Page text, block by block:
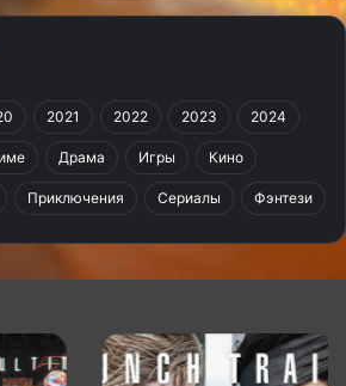
2021 2022 2023 2024
Драма Игры Кино
Приключения Сериалы Фэнтези
Metal
Gear